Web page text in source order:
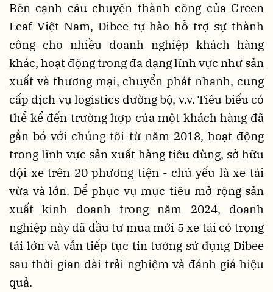
Bên cạnh câu chuyện thành công của Green
Leaf Việt Nam, Dibee tự hào hỗ trợ sự thành
công cho nhiều doanh nghiệp khách hàng
khác, hoạt động trong đa dạng lĩnh vực như sản
xuất và thương mại, chuyển phát nhanh, cung
cấp dịch vụ logistics đường bộ, v.v. Tiêu biểu có
thể kể đến trường hợp của một khách hàng đã
gắn bó với chúng tôi từ năm 2018, hoạt động
trong lĩnh vực sản xuất hàng tiêu dùng, sở hữu
đội xe trên 20 phương tiện - chủ yếu là xe tải
vừa và lớn. Để phục vụ mục tiêu mở rộng sản
xuất kinh doanh trong năm 2024, doanh
nghiệp này đã đầu tư mua mới 5 xe tải có trọng
tải lớn và vẫn tiếp tục tin tưởng sử dụng Dibee
sau thời gian dài trải nghiệm và đánh giá hiệu
quả.